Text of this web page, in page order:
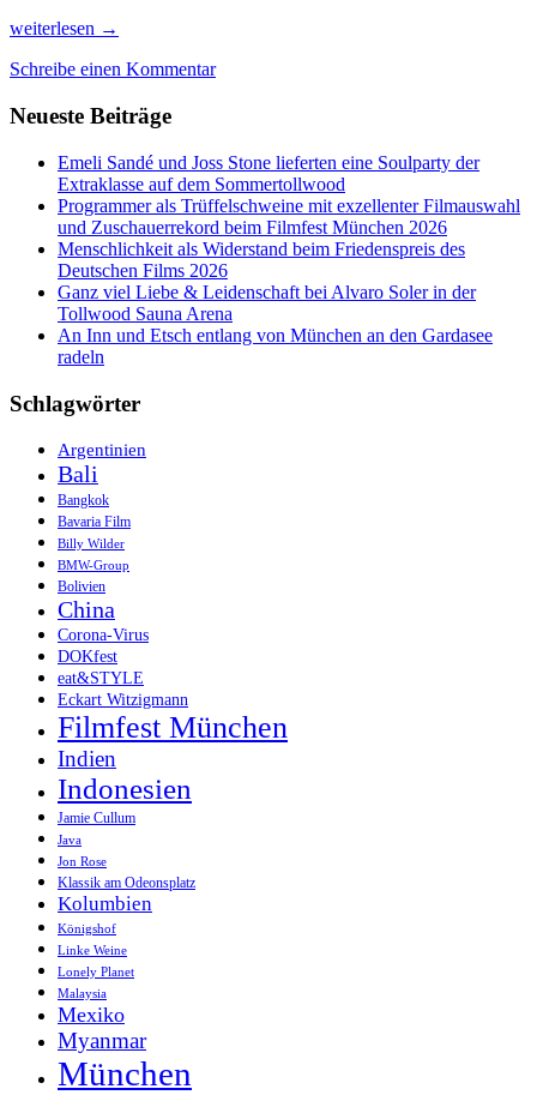
Unheimlich
Filme
der
Filmfests
München
weiterlesen →
Schreibe einen Kommentar
Neueste Beiträge
Emeli Sandé und Joss Stone lieferten eine Soulparty der
Extraklasse auf dem Sommertollwood
Programmer als Trüffelschweine mit exzellenter Filmauswahl
und Zuschauerrekord beim Filmfest München 2026
Menschlichkeit als Widerstand beim Friedenspreis des
Deutschen Films 2026
Ganz viel Liebe & Leidenschaft bei Alvaro Soler in der
Tollwood Sauna Arena
An Inn und Etsch entlang von München an den Gardasee
radeln
Schlagwörter
Argentinien
Bali
Bangkok
Bavaria Film
Billy Wilder
BMW-Group
Bolivien
China
Corona-Virus
DOKfest
eat&STYLE
Eckart Witzigmann
Filmfest München
Indien
Indonesien
Jamie Cullum
Java
Jon Rose
Klassik am Odeonsplatz
Kolumbien
Königshof
Linke Weine
Lonely Planet
Malaysia
Mexiko
Myanmar
München